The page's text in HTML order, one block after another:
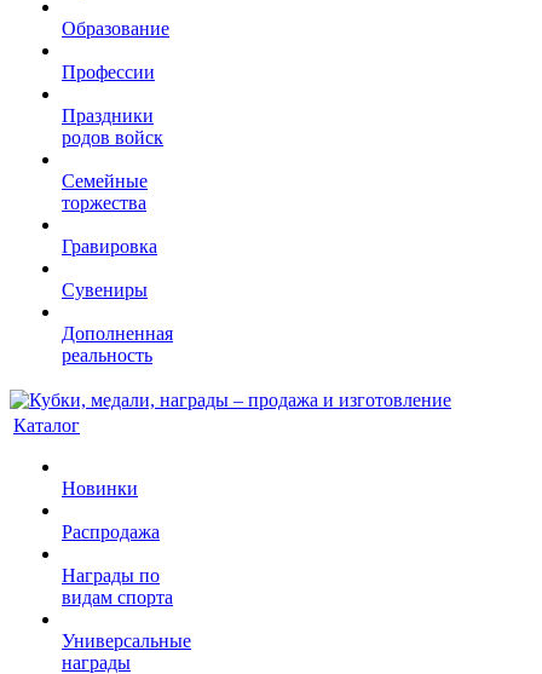
Образование
Профессии
Праздники
родов войск
Семейные
торжества
Гравировка
Сувениры
Дополненная
реальность
Каталог
Новинки
Распродажа
Награды по
видам спорта
Универсальные
награды